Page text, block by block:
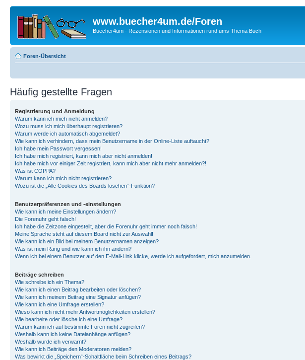
www.buecher4um.de/Foren
Buecher4um - Rezensionen und Informationen rund ums Thema Buch
Foren-Übersicht
Häufig gestellte Fragen
Registrierung und Anmeldung
Warum kann ich mich nicht anmelden?
Wozu muss ich mich überhaupt registrieren?
Warum werde ich automatisch abgemeldet?
Wie kann ich verhindern, dass mein Benutzername in der Online-Liste auftaucht?
Ich habe mein Passwort vergessen!
Ich habe mich registriert, kann mich aber nicht anmelden!
Ich habe mich vor einiger Zeit registriert, kann mich aber nicht mehr anmelden?!
Was ist COPPA?
Warum kann ich mich nicht registrieren?
Wozu ist die „Alle Cookies des Boards löschen“-Funktion?
Benutzerpräferenzen und -einstellungen
Wie kann ich meine Einstellungen ändern?
Die Forenuhr geht falsch!
Ich habe die Zeitzone eingestellt, aber die Forenuhr geht immer noch falsch!
Meine Sprache steht auf diesem Board nicht zur Auswahl!
Wie kann ich ein Bild bei meinem Benutzernamen anzeigen?
Was ist mein Rang und wie kann ich ihn ändern?
Wenn ich bei einem Benutzer auf den E-Mail-Link klicke, werde ich aufgefordert, mich anzumelden.
Beiträge schreiben
Wie schreibe ich ein Thema?
Wie kann ich einen Beitrag bearbeiten oder löschen?
Wie kann ich meinem Beitrag eine Signatur anfügen?
Wie kann ich eine Umfrage erstellen?
Wieso kann ich nicht mehr Antwortmöglichkeiten erstellen?
Wie bearbeite oder lösche ich eine Umfrage?
Warum kann ich auf bestimmte Foren nicht zugreifen?
Weshalb kann ich keine Dateianhänge anfügen?
Weshalb wurde ich verwarnt?
Wie kann ich Beiträge den Moderatoren melden?
Was bewirkt die „Speichern“-Schaltfläche beim Schreiben eines Beitrags?